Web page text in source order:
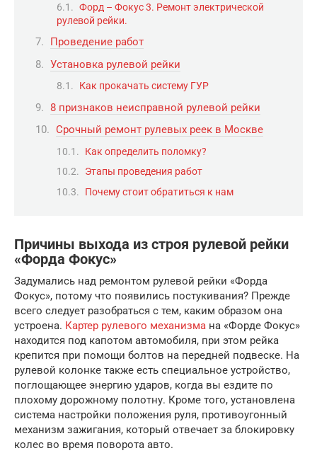
Форд – Фокус 3. Ремонт электрической
рулевой рейки.
Проведение работ
Установка рулевой рейки
Как прокачать систему ГУР
8 признаков неисправной рулевой рейки
Срочный ремонт рулевых реек в Москве
Как определить поломку?
Этапы проведения работ
Почему стоит обратиться к нам
Причины выхода из строя рулевой рейки
«Форда Фокус»
Задумались над ремонтом рулевой рейки «Форда
Фокус», потому что появились постукивания? Прежде
всего следует разобраться с тем, каким образом она
устроена. Картер рулевого механизма на «Форде Фокус»
находится под капотом автомобиля, при этом рейка
крепится при помощи болтов на передней подвеске. На
рулевой колонке также есть специальное устройство,
поглощающее энергию ударов, когда вы ездите по
плохому дорожному полотну. Кроме того, установлена
система настройки положения руля, противоугонный
механизм зажигания, который отвечает за блокировку
колес во время поворота авто.